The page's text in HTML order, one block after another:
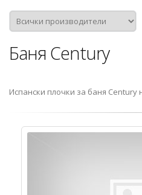
Баня Century
Испански плочки за баня Century